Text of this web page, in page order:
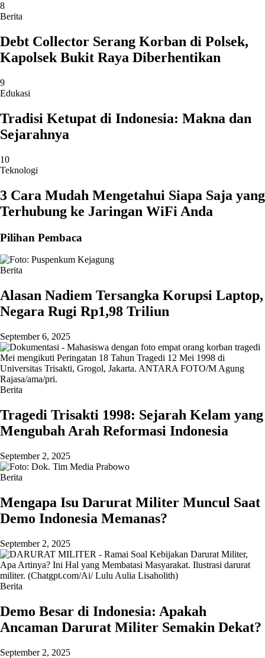
8
Berita
Debt Collector Serang Korban di Polsek,
Kapolsek Bukit Raya Diberhentikan
9
Edukasi
Tradisi Ketupat di Indonesia: Makna dan
Sejarahnya
10
Teknologi
3 Cara Mudah Mengetahui Siapa Saja yang
Terhubung ke Jaringan WiFi Anda
Pilihan Pembaca
Berita
Alasan Nadiem Tersangka Korupsi Laptop,
Negara Rugi Rp1,98 Triliun
September 6, 2025
Berita
Tragedi Trisakti 1998: Sejarah Kelam yang
Mengubah Arah Reformasi Indonesia
September 2, 2025
Berita
Mengapa Isu Darurat Militer Muncul Saat
Demo Indonesia Memanas?
September 2, 2025
Berita
Demo Besar di Indonesia: Apakah
Ancaman Darurat Militer Semakin Dekat?
September 2, 2025